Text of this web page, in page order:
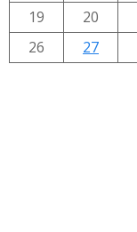
19
20
26
27